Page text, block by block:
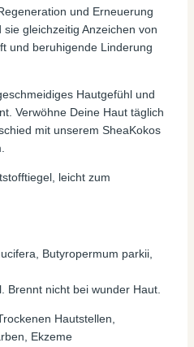
und Erneuerung
gleichzeitig Anzeichen von
und beruhigende Linderung
Hautgefühl und
Verwöhne Deine Haut täglich
mit unserem SheaKokos
leicht zum
Butyropermum parkii,
Brennt nicht bei wunder Haut.
Hautstellen,
Ekzeme